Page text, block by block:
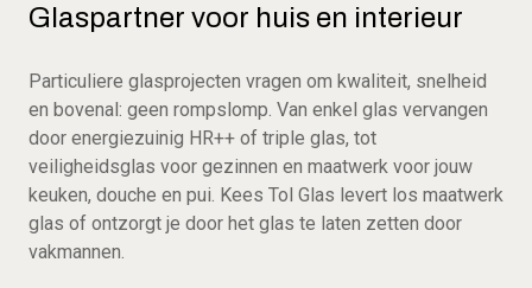
Glaspartner voor huis en interieur
Particuliere glasprojecten vragen om kwaliteit, snelheid
en bovenal: geen rompslomp. Van enkel glas vervangen
door energiezuinig HR++ of triple glas, tot
veiligheidsglas voor gezinnen en maatwerk voor jouw
keuken, douche en pui. Kees Tol Glas levert los maatwerk
glas of ontzorgt je door het glas te laten zetten door
vakmannen.